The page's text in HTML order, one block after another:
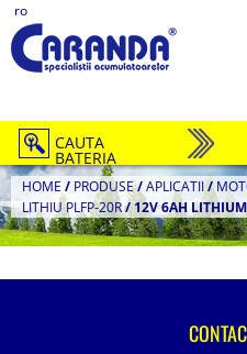
ro
CAUTA
BATERIA
HOME / PRODUSE/APLICATII/
LITHIU PLFP-20R/12V 6AH